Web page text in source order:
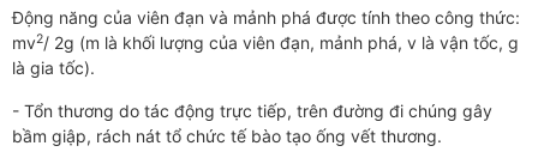
Động năng của viên đạn và mảnh phá được tính theo công thức:
mv2/ 2g (m là khối lượng của viên đạn, mảnh phá, v là vận tốc, g
là gia tốc).
- Tổn thương do tác động trực tiếp, trên đường đi chúng gây
bầm giập, rách nát tổ chức tế bào tạo ống vết thương.